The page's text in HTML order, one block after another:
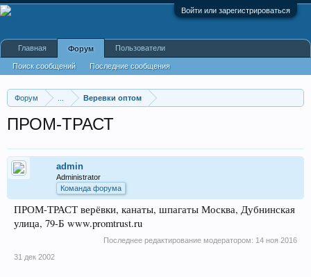
Войти или зарегистрироваться
Форум Веревки оптом
ПРОМ-ТРАСТ
admin
Administrator
Команда форума
ПРОМ-ТРАСТ верёвки, канаты, шпагаты Москва, Дубнинская
улица, 79-Б www.promtrust.ru
Последнее редактирование модератором: 14 ноя 2016
31 дек 2002
Главная Форум
Поиск сообщений Последние сообщения
Пользователи